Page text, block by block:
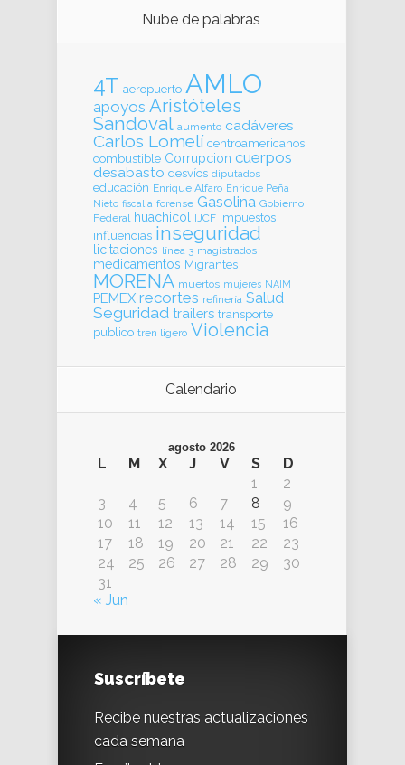
Nube de palabras
4T aeropuerto AMLO
apoyos Aristóteles
Sandoval aumento cadáveres
Carlos Lomelí centroamericanos
combustible Corrupcion cuerpos
desabasto desvíos diputados
educación Enrique Alfaro Enrique Peña
Nieto fiscalia forense Gasolina Gobierno
Federal huachicol IJCF impuestos
influencias inseguridad
licitaciones línea 3 magistrados
medicamentos Migrantes
MORENA muertos mujeres NAIM
PEMEX recortes refinería Salud
Seguridad trailers transporte
publico tren ligero Violencia
Calendario
agosto 2026
L M X J V S
D
1
2
3
4 5 6 7 8
9
10
11 12 13 14 15
16
17
18 19 20 21 22
23
24
25 26 27 28 29
30
31
« Jun
Suscríbete
Recibe nuestras actualizaciones
cada semana